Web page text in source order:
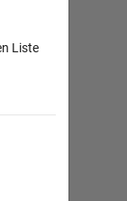
Liste